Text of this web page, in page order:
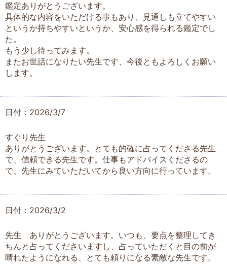
鑑定ありがとうございます。
具体的な内容をいただける事もあり、見通しも立てやすい
というか持ちやすいというか、安心感を得られる鑑定でし
た。
もう少し待ってみます。
またお世話になりたい先生です、今後ともよろしくお願い
します。
日付：2026/3/7
すぐり先生
ありがとうございます。とても的確に占ってくださる先生
で、信頼できる先生です。仕事もアドバイスくださるの
で、先生にみていただいてから良い方向に行っています。
日付：2026/3/2
先生 ありがとうございます。いつも、要点を整理してき
ちんと占ってくださいますし、占っていただくと目の前が
晴れたようになれる、とても頼りになる素敵な先生です。